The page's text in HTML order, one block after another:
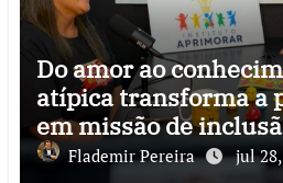
Do amor ao
atípica transforma a
em missão de
psicopedagogia,
Flademir Pereira jul